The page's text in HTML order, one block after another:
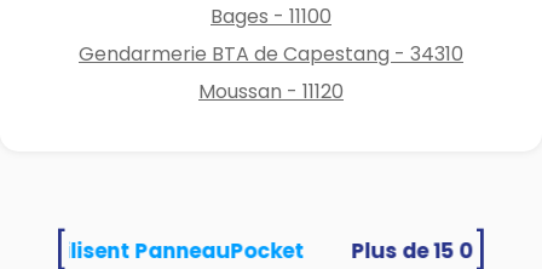
Bages - 11100
Gendarmerie BTA de Capestang - 34310
Moussan - 11120
utilisent PanneauPocket